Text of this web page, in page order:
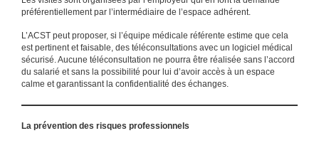
préférentiellement par l’intermédiaire de l’espace adhérent.
L’ACST peut proposer, si l’équipe médicale référente estime que cela
est pertinent et faisable, des téléconsultations avec un logiciel médical
sécurisé. Aucune téléconsultation ne pourra être réalisée sans l’accord
du salarié et sans la possibilité pour lui d’avoir accès à un espace
calme et garantissant la confidentialité des échanges.
La prévention des risques professionnels